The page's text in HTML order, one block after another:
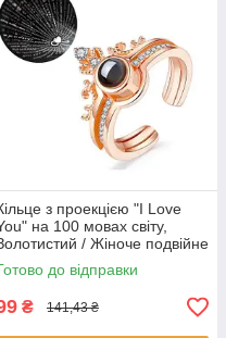
з проекцією "I Love
на 100 мовах світу,
/ Жіноче подвійне
до відправки
₴ 141,43 ₴